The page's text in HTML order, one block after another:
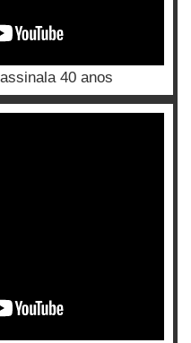
40 anos